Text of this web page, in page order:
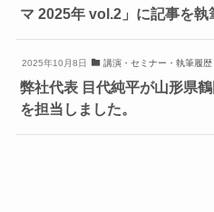
マ 2025年 vol.2」に記事を執
2025年10月8日 講演・セミナー・執筆履歴
弊社代表 目代純平が山形県
を担当しました。